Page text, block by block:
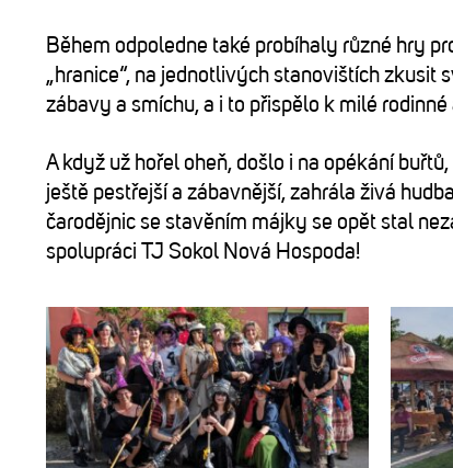
Během odpoledne také probíhaly různé hry
„hranice“, na jednotlivých stanovištích zkusit
zábavy a smíchu, a i to přispělo k milé
A když už hořel oheň, došlo i na opékání
ještě pestřejší a zábavnější, zahrála živá
čarodějnic se stavěním májky se opět stal
spolupráci TJ Sokol Nová Hospoda!